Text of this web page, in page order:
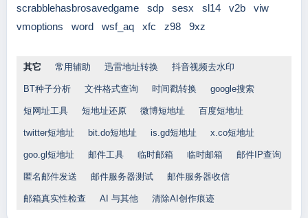
scrabblehasbrosavedgame
sdp sesx sl14 v2b
viw
vmoptions
word wsf_aq xfc z98 9xz
其它 常用辅助 迅雷地址转换 抖音视频去水印
BT种子分析 文件格式查询 时间戳转换 google搜索
短网址工具 短地址还原 微博短地址 百度短地址
twitter短地址 bit.do短地址 is.gd短地址 x.co短地址
goo.gl短地址 邮件工具 临时邮箱 临时邮箱 邮件IP查询
匿名邮件发送 邮件服务器测试 邮件服务器收信
邮箱真实性检查 AI 与其他 清除AI创作痕迹